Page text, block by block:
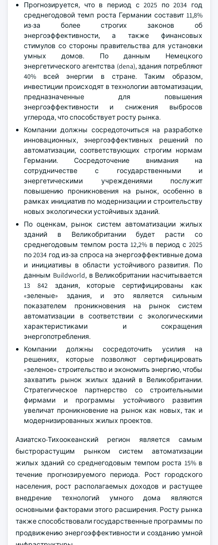
Прогнозируется, что в период с 2025 по 2034 год
среднегодовой темп роста Германии составит 11,8%
из-за более строгих законов об
энергоэффективности, а также финансовых
стимулов со стороны правительства для установки
умных домов. По данным Немецкого
энергетического агентства (dena), здания потребляют
40% всей энергии в стране. Таким образом,
инвестиции происходят в технологии автоматизации,
предназначенные для повышения
энергоэффективности и снижения выбросов
углерода, что способствует росту рынка.
Компании должны сосредоточиться на разработке
инновационных, энергоэффективных решений по
автоматизации, соответствующих строгим нормам
Германии. Сосредоточение внимания на
сотрудничестве с государственными и
энергетическими учреждениями послужит
повышению проникновения на рынок, особенно в
рамках инициатив по модернизации и строительству
новых экологически устойчивых зданий.
По оценкам, рынок систем автоматизации жилых
зданий в Великобритании будет расти со
среднегодовым темпом роста 12,2% в период с 2025
по 2034 год из-за спроса на энергоэффективные дома
и инициативы в области устойчивого развития. По
данным Buildworld, в Великобритании насчитывается
13 842 здания, которые сертифицированы как
«зеленые» здания, и это является сильным
показателем проникновения на рынок систем
автоматизации в соответствии с экологическими
характеристиками и сокращения
энергопотребления.
Компании должны сосредоточить усилия на
решениях, которые позволяют сертифицировать
«зеленое» строительство и экономить энергию, чтобы
захватить рынок жилых зданий в Великобритании.
Стратегическое партнерство со строительными
фирмами и программы устойчивого развития
увеличат проникновение на рынок как новых, так и
модернизированных жилых проектов.
Азиатско-Тихоокеанский регион является самым
быстрорастущим рынком систем автоматизации
жилых зданий со среднегодовым темпом роста 15% в
течение прогнозируемого периода. Рост городского
населения, рост располагаемых доходов и растущее
внедрение технологий умного дома являются
основными факторами этого расширения. Росту рынка
также способствовали государственные программы по
продвижению энергоэффективности и созданию умной